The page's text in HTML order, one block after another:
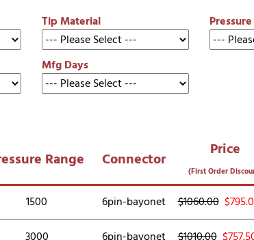
Tip Material
Mfg Days
Range Connector Price
(First Order
1500 6pin-bayonet $1060.00 $